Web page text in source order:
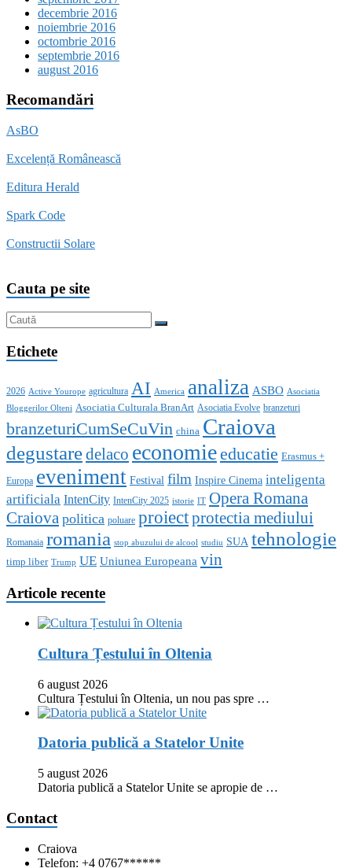
decembrie 2016
noiembrie 2016
octombrie 2016
septembrie 2016
august 2016
Recomandări
AsBO
Excelență Românească
Editura Herald
Spark Code
Constructii Solare
Cauta pe site
Etichete
2026 Active Yourope agricultura AI America analiza ASBO Asociatia
Bloggerilor Olteni Asociatia Culturala BranArt Asociatia Evolve branzeturi
branzeturiCumSeCuVin china Craiova
degustaredelaco economieeducatie Erasmus +
Europa eveniment Festival film Inspire Cinema inteligenta
artificiala IntenCity IntenCity 2025 istorie IT Opera Romana
Craiova politica poluare proiectprotectia mediului
Romanaia romania stop abuzului de alcool studiu SUA tehnologie
timp liber Trump UE Uniunea Europeana vin
Articole recente
Cultura Țestului în Oltenia
6 august 2026
Cultura Țestului în Oltenia, un nou pas spre …
Datoria publică a Statelor Unite
5 august 2026
Datoria publică a Statelor Unite se apropie de …
Contact
Craiova
Telefon: +4 0767******